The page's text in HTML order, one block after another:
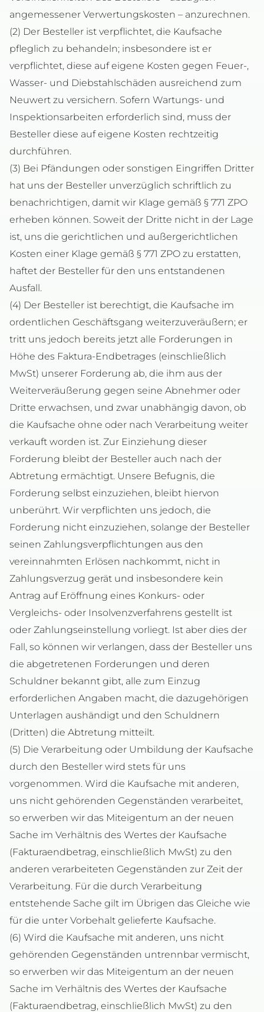
angemessener Verwertungskosten – anzurechnen.
(2) Der Besteller ist verpflichtet, die Kaufsache
pfleglich zu behandeln; insbesondere ist er
verpflichtet, diese auf eigene Kosten gegen Feuer-,
Wasser- und Diebstahlschäden ausreichend zum
Neuwert zu versichern. Sofern Wartungs- und
Inspektionsarbeiten erforderlich sind, muss der
Besteller diese auf eigene Kosten rechtzeitig
durchführen.
(3) Bei Pfändungen oder sonstigen Eingriffen Dritter
hat uns der Besteller unverzüglich schriftlich zu
benachrichtigen, damit wir Klage gemäß § 771 ZPO
erheben können. Soweit der Dritte nicht in der Lage
ist, uns die gerichtlichen und außergerichtlichen
Kosten einer Klage gemäß § 771 ZPO zu erstatten,
haftet der Besteller für den uns entstandenen
Ausfall.
(4) Der Besteller ist berechtigt, die Kaufsache im
ordentlichen Geschäftsgang weiterzuveräußern; er
tritt uns jedoch bereits jetzt alle Forderungen in
Höhe des Faktura-Endbetrages (einschließlich
MwSt) unserer Forderung ab, die ihm aus der
Weiterveräußerung gegen seine Abnehmer oder
Dritte erwachsen, und zwar unabhängig davon, ob
die Kaufsache ohne oder nach Verarbeitung weiter
verkauft worden ist. Zur Einziehung dieser
Forderung bleibt der Besteller auch nach der
Abtretung ermächtigt. Unsere Befugnis, die
Forderung selbst einzuziehen, bleibt hiervon
unberührt. Wir verpflichten uns jedoch, die
Forderung nicht einzuziehen, solange der Besteller
seinen Zahlungsverpflichtungen aus den
vereinnahmten Erlösen nachkommt, nicht in
Zahlungsverzug gerät und insbesondere kein
Antrag auf Eröffnung eines Konkurs- oder
Vergleichs- oder Insolvenzverfahrens gestellt ist
oder Zahlungseinstellung vorliegt. Ist aber dies der
Fall, so können wir verlangen, dass der Besteller uns
die abgetretenen Forderungen und deren
Schuldner bekannt gibt, alle zum Einzug
erforderlichen Angaben macht, die dazugehörigen
Unterlagen aushändigt und den Schuldnern
(Dritten) die Abtretung mitteilt.
(5) Die Verarbeitung oder Umbildung der Kaufsache
durch den Besteller wird stets für uns
vorgenommen. Wird die Kaufsache mit anderen,
uns nicht gehörenden Gegenständen verarbeitet,
so erwerben wir das Miteigentum an der neuen
Sache im Verhältnis des Wertes der Kaufsache
(Fakturaendbetrag, einschließlich MwSt) zu den
anderen verarbeiteten Gegenständen zur Zeit der
Verarbeitung. Für die durch Verarbeitung
entstehende Sache gilt im Übrigen das Gleiche wie
für die unter Vorbehalt gelieferte Kaufsache.
(6) Wird die Kaufsache mit anderen, uns nicht
gehörenden Gegenständen untrennbar vermischt,
so erwerben wir das Miteigentum an der neuen
Sache im Verhältnis des Wertes der Kaufsache
(Fakturaendbetrag, einschließlich MwSt) zu den